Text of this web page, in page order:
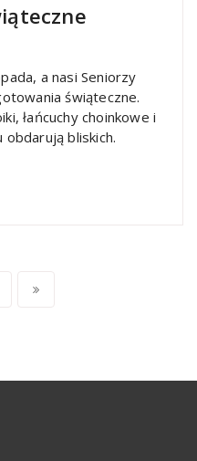
a nasi Seniorzy
świąteczne.
łańcuchy choinkowe i
bliskich.